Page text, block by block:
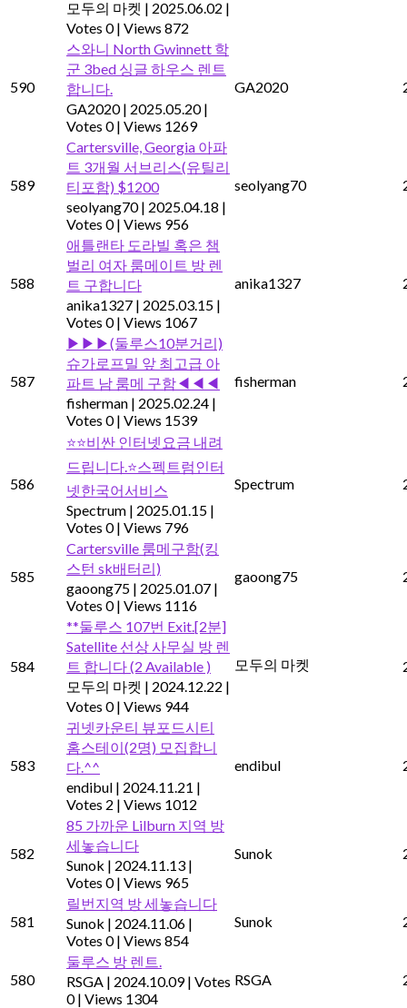
모두의 마켓 | 2025.06.02 |
Votes 0 | Views 872
590
스와니 North Gwinnett 학
군 3bed 싱글 하우스 렌트
합니다.
GA2020 | 2025.05.20 |
Votes 0 | Views 1269
GA2020
589
Cartersville, Georgia 아파
트 3개월 서브리스(유틸리
티포함) $1200
seolyang70 | 2025.04.18 |
Votes 0 | Views 956
seolyang70
588
애틀랜타 도라빌 혹은 챔
벌리 여자 룸메이트 방 렌
트 구합니다
anika1327 | 2025.03.15 |
Votes 0 | Views 1067
anika1327
587
▶▶▶(둘루스10분거리)
슈가로프밀 앞 최고급 아
파트 남 룸메 구함◀◀◀
fisherman | 2025.02.24 |
Votes 0 | Views 1539
fisherman
586
⭐️⭐️비싼 인터넷요금 내려
드립니다.⭐️스펙트럼인터
넷한국어서비스
Spectrum | 2025.01.15 |
Votes 0 | Views 796
Spectrum
585
Cartersville 룸메구함(킹
스턴 sk배터리)
gaoong75 | 2025.01.07 |
Votes 0 | Views 1116
gaoong75
584
**둘루스 107번 Exit.[2분]
Satellite 선상 사무실 방 렌
트 합니다 (2 Available )
모두의 마켓 | 2024.12.22 |
Votes 0 | Views 944
모두의 마켓
583
귀넷카운티 뷰포드시티
홈스테이(2명) 모집합니
다.^^
endibul | 2024.11.21 |
Votes 2 | Views 1012
endibul
582
85 가까운 Lilburn 지역 방
세놓습니다
Sunok | 2024.11.13 |
Votes 0 | Views 965
Sunok
581
릴번지역 방 세놓습니다
Sunok | 2024.11.06 |
Votes 0 | Views 854
Sunok
580
둘루스 방 렌트.
RSGA | 2024.10.09 | Votes
0 | Views 1304
RSGA